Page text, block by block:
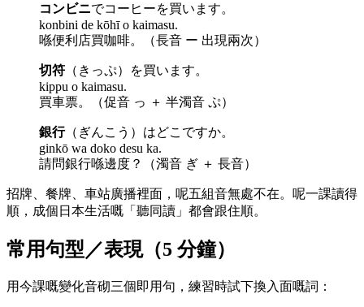
コンビニでコーヒーを買います。
konbini de kōhī o kaimasu.
喺便利店買咖啡。（長音 ー 出現兩次）
切符 （きっぷ）を買います。
kippu o kaimasu.
買車票。（促音 っ ＋ 半濁音 ぷ）
銀行（ぎんこう）はどこですか。
ginkō wa doko desu ka.
請問銀行喺邊度？（濁音 ぎ ＋ 長音）
招牌、餐牌、車站廣播裡面，呢五組音無處不在。呢一課讀得
順，成個日本生活嘅「聽同讀」都會跟住順。
常用句型／表現（5 分鐘）
用今課嘅變化音砌三個即用句，練習時試下換入面嘅詞：